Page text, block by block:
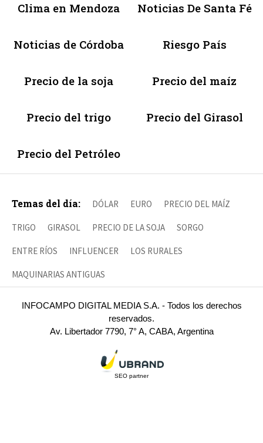
Clima en Mendoza Noticias De Santa Fé
Noticias de Córdoba Riesgo País
Precio de la soja Precio del maíz
Precio del trigo Precio del Girasol
Precio del Petróleo
Temas del día: DÓLAR EURO PRECIO DEL MAÍZ
TRIGO GIRASOL PRECIO DE LA SOJA SORGO
ENTRE RÍOS INFLUENCER LOS RURALES
MAQUINARIAS ANTIGUAS
INFOCAMPO DIGITAL MEDIA S.A. - Todos los derechos
reservados.
Av. Libertador 7790, 7° A, CABA, Argentina
SEO partner